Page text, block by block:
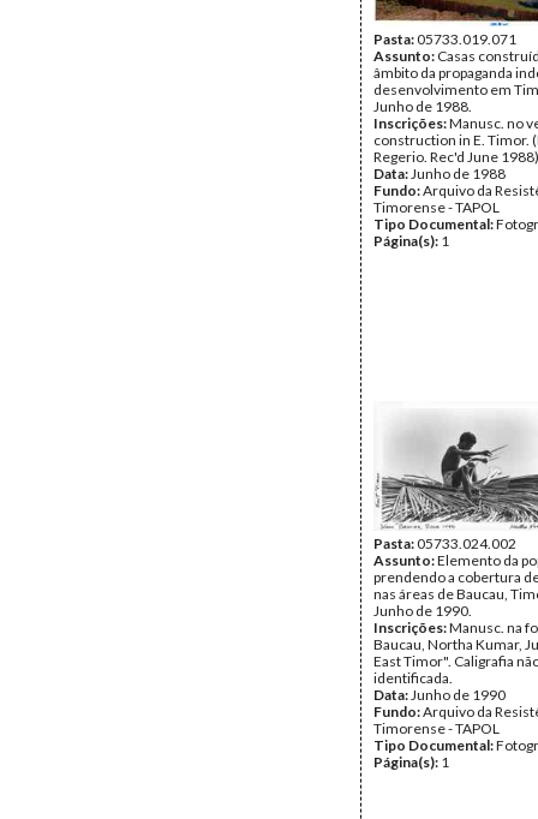
Pasta:05733.019.071
Assunto: Casas
âmbito da propaganda
desenvolvimento em
Junho de 1988.
Inscrições:Manusc. no
construction in E. Timor.
Regerio. Rec'd June
Data:Junho de 1988
Fundo:Arquivo da
Timorense - TAPOL
Tipo Documental:
Página(s): 1
Pasta:05733.024.002
Assunto:Elemento da
prendendo a cobertura
nas áreas de Baucau,
Junho de 1990.
Inscrições:Manusc. na
Baucau, Northa Kumar,
East Timor". Caligrafia
identificada.
Data:Junho de 1990
Fundo:Arquivo da
Timorense - TAPOL
Tipo Documental:
Página(s): 1